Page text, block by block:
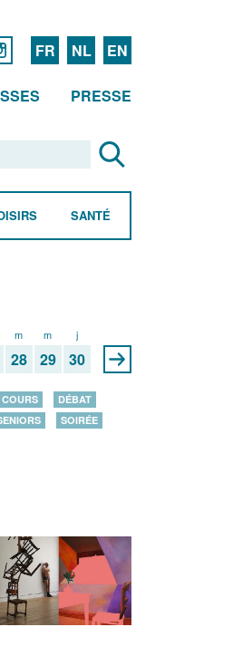
FR NL EN
PRESSE
SANTÉ
m
28
m
29
j
30
COURS
DÉBAT
SOIRÉE